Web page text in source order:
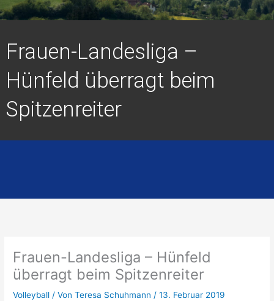
Frauen-Landesliga –
Hünfeld überragt beim
Spitzenreiter
Frauen-Landesliga – Hünfeld
überragt beim Spitzenreiter
Volleyball / VonTeresa Schuhmann/13. Februar 2019